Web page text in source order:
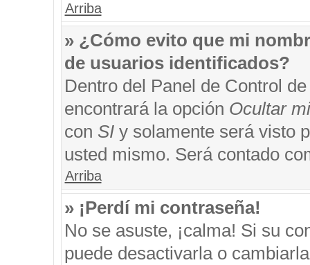
Arriba
» ¿Cómo evito que mi
de usuarios identificados?
Dentro del Panel de Control
encontrará la opción Ocultar
con SIy solamente será visto
usted mismo. Será contado
Arriba
» ¡Perdí mi contraseña!
No se asuste, ¡calma! Si su
puede desactivarla o